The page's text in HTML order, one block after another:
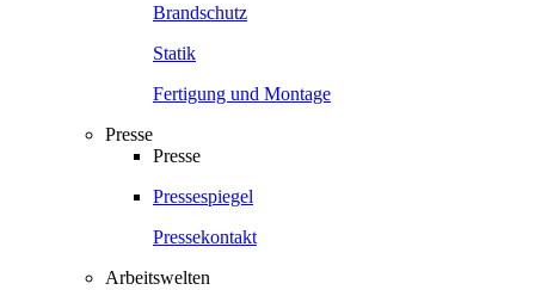
Brandschutz
Statik
Fertigung und Montage
Presse
Presse
Pressespiegel
Pressekontakt
Arbeitswelten